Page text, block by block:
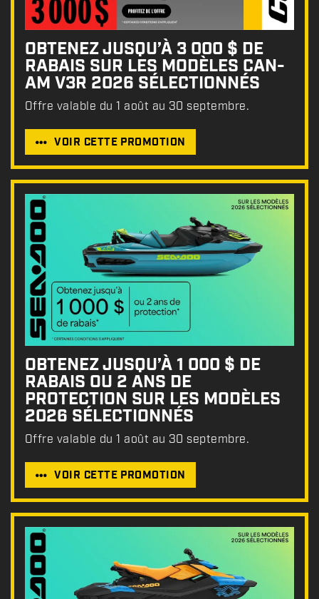
OBTENEZ JUSQU’À 3 000 $ DE
RABAIS SUR LES MODÈLES CAN-
AM V3R 2026 SÉLECTIONNÉS
Offre valable du 1 août au 30 septembre.
VOIR CETTE PROMOTION
OBTENEZ JUSQU’À 1 000 $ DE
RABAIS OU 2 ANS DE
PROTECTION SUR LES MODÈLES
2026 SÉLECTIONNÉS
Offre valable du 1 août au 30 septembre.
VOIR CETTE PROMOTION